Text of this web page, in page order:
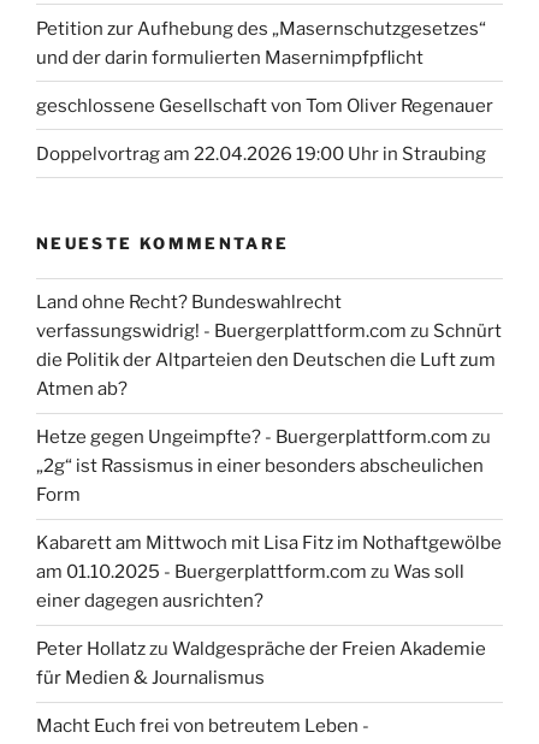
Petition zur Aufhebung des „Masernschutzgesetzes“
und der darin formulierten Masernimpfpflicht
geschlossene Gesellschaft von Tom Oliver Regenauer
Doppelvortrag am 22.04.2026 19:00 Uhr in Straubing
NEUESTE KOMMENTARE
Land ohne Recht? Bundeswahlrecht
verfassungswidrig! - Buergerplattform.com zu Schnürt
die Politik der Altparteien den Deutschen die Luft zum
Atmen ab?
Hetze gegen Ungeimpfte? - Buergerplattform.com zu
„2g“ ist Rassismus in einer besonders abscheulichen
Form
Kabarett am Mittwoch mit Lisa Fitz im Nothaftgewölbe
am 01.10.2025 - Buergerplattform.com zu Was soll
einer dagegen ausrichten?
Peter Hollatzzu Waldgespräche der Freien Akademie
für Medien & Journalismus
Macht Euch frei von betreutem Leben -